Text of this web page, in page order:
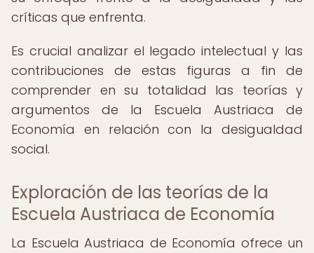
críticas que enfrenta.
Es crucial analizar el legado intelectual y las
contribuciones de estas figuras a fin de
comprender en su totalidad las teorías y
argumentos de la Escuela Austriaca de
Economía en relación con la desigualdad
social.
Exploración de las teorías de la
Escuela Austriaca de Economía
La Escuela Austriaca de Economía ofrece un